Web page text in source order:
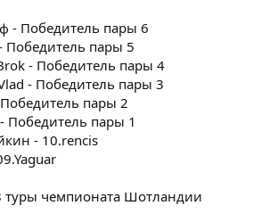
- Победитель пары 6
Победитель пары 5
- Победитель пары 4
- Победитель пары 3
пары 2
Победитель пары 1
- 10.rencis
туры чемпионата Шотландии